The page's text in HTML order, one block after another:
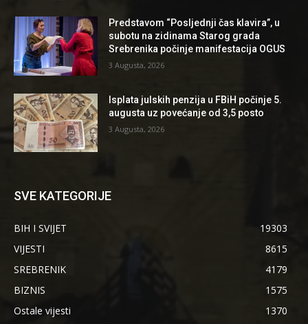
Predstavom “Posljednji čas klavira”, u
subotu na zidinama Starog grada
Srebrenika počinje manifestacija OGUS
3 Augusta, 2026
Isplata julskih penzija u FBiH počinje 5.
augusta uz povećanje od 3,5 posto
3 Augusta, 2026
SVE KATEGORIJE
BIH I SVIJET
19303
VIJESTI
8615
SREBRENIK
4179
BIZNIS
1575
Ostale vijesti
1370